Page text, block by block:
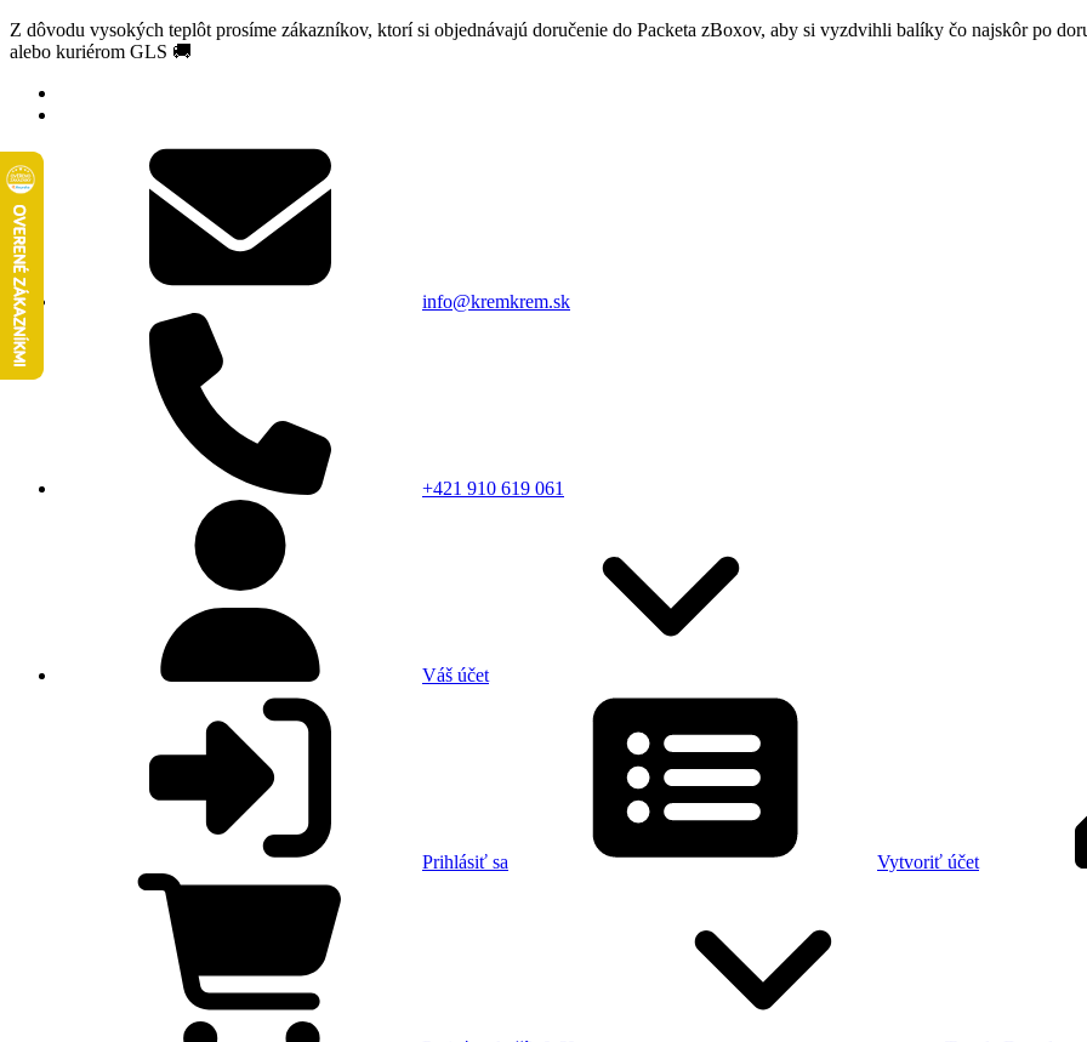
Z dôvodu vysokých teplôt prosíme zákazníkov, ktorí si objednávajú doručenie do Packeta zBoxov, aby si vyzdvihli balíky čo najskôr po
alebo kuriérom GLS 🚚
info@kremkrem.sk
+421 910 619 061
Váš účet
Prihlásiť sa Vytvoriť účet